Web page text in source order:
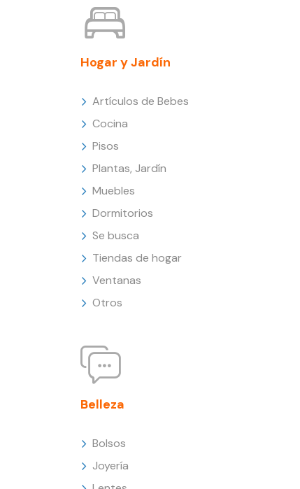
Hogar y Jardín
Artículos de Bebes
Cocina
Pisos
Plantas, Jardín
Muebles
Dormitorios
Se busca
Tiendas de hogar
Ventanas
Otros
Belleza
Bolsos
Joyería